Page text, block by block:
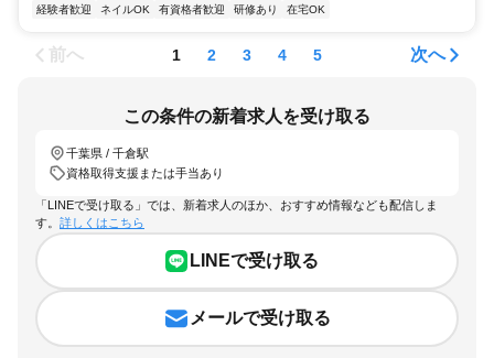
経験者歓迎
ネイルOK 有資格者歓迎 研修あり 在宅OK
前へ 1 2 3 4 5 次へ
この条件の新着求人を受け取る
千葉県 / 千倉駅
資格取得支援または手当あり
「LINEで受け取る」では、新着求人のほか、おすすめ情報なども配信しま
す。 詳しくはこちら
LINEで受け取る
メールで受け取る